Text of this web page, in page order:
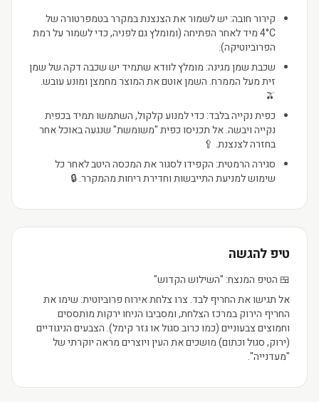
קירור חובה: יש לשמור את הצנצנת במקרר בטמפרטורה של
4°C מיד לאחר הפתיחה (ומומלץ גם לפניה, כדי לשמור על רמת
הפרוביוטיקה).
שכבת שמן מגינה: מומלץ לוודא שתמיד יש שכבה דקה של שמן
זית מעל הממרח. השמן אוטם את המוצר מחמצן ומונע עובש.
🫒
כפית נקייה בלבד: כדי למנוע קלקול, השתמשו תמיד בכפית
נקייה ויבשה. אל תכניסו כפית "משומשת" שנגעה באוכל אחר
בחזרה לצנצנת. 🥄
סגירה הרמטית: הקפידו לסגור את המכסה היטב לאחר כל
שימוש למניעת התייבשות וחדירת ריחות מהמקרר. 🔒
טיפ להגשה
🍱 הטיפ המנצח: "השילוש הקדוש"
אל תגישו את החריף לבד. צרו צלחת אירוח פרוביוטית: שימו את
החריף הירוק במרכז הצלחת, ומסביבו הניחו ירקות מותססים
וחמוצים צבעוניים (כמו כרוב סגול או גזר קימל). הצבעים הניגודיים
(ירוק, סגול וכתום) מושכים את העין ויוצרים מראה יוקרתי של
"מעדנייה".